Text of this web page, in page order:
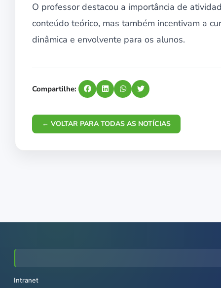
O professor destacou a importância de
conteúdo teórico, mas também incentivam a
dinâmica e envolvente para os alunos.
Compartilhe:
← VOLTAR PARA TODAS AS NOTÍCIAS
Intranet